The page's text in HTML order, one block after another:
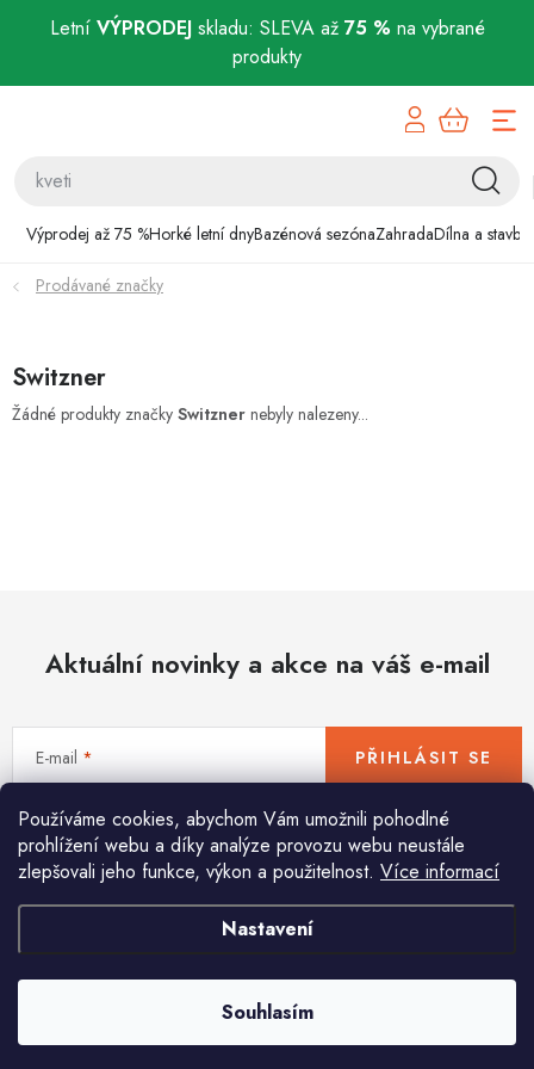
Letní VÝPRODEJskladu: SLEVA až 75 % na vybrané
produkty
Používáme cookies, abychom Vám umožnili pohodlné
prohlížení webu a díky analýze provozu webu neustále
zlepšovali jeho funkce, výkon a použitelnost. Více informací
Nastavení
Souhlasím
Výprodej až 75 %Horké letní dnyBazénová sezónaZahradaDílna a stavba
Bazénová sezóna
Zahrada
Domácnost
Novinky
World Cleanup Day
Akční ceny
Půjčovna Kontaktuje nás
Obchodní podmínky
Vrácení a reklamace
Podmínky ochrany osobních údajů
Obchodní podmínky pro podnikatele
Způsob doručení a platby
Zásady používání cookies
Prodávané značky
Switzner
Žádné produkty značky Switzner nebyly nalezeny...
Aktuální novinky a akce na váš e-mail
E-mail
Vložením e-mailu souhlasíte spodmínkami ochrany osobních údajů
PŘIHLÁSIT SE
Pomůžeme vám s výběrem
Potřebujete s něčím poradit? Jsme tu pro vás!
info@huka.cz